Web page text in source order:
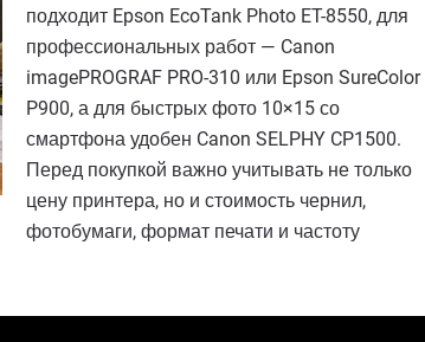
подходит Epson EcoTank Photo ET-8550, для
профессиональных работ — Canon
imagePROGRAF PRO-310 или Epson SureColor
P900, а для быстрых фото 10×15 со
смартфона удобен Canon SELPHY CP1500.
Перед покупкой важно учитывать не только
цену принтера, но и стоимость чернил,
фотобумаги, формат печати и частоту